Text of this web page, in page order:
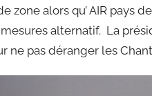
zone alors qu’ AIR pays
alternatif. La
ne pas déranger les